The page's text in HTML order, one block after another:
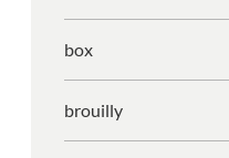
box
brouilly